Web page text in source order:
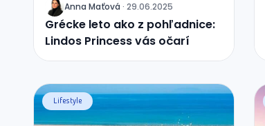
J Anna Maťová · 29.06.2025
Grécke leto ako z pohľadnice:
Lindos Princess vás očarí
Lifestyle